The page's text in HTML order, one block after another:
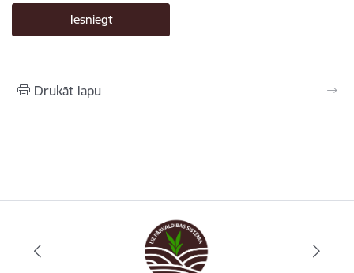
Drukāt lapu